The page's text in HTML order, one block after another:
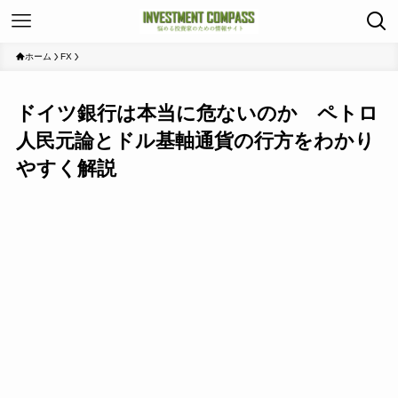
ホーム FX
ドイツ銀行は本当に危ないのか ペトロ
人民元論とドル基軸通貨の行方をわかり
やすく解説